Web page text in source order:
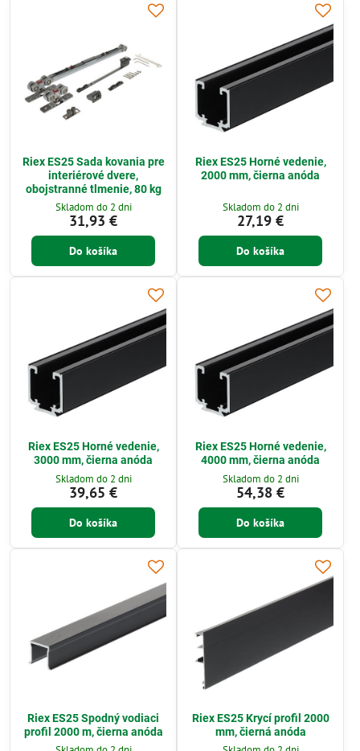
Riex ES25 Sada kovania pre
interiérové dvere,
obojstranné tlmenie, 80 kg
Skladom do 2 dni
31,93 €
Do košíka
Riex ES25 Horné vedenie,
2000 mm, čierna anóda
Skladom do 2 dni
27,19 €
Do košíka
Riex ES25 Horné vedenie,
3000 mm, čierna anóda
Skladom do 2 dni
39,65 €
Do košíka
Riex ES25 Horné vedenie,
4000 mm, čierna anóda
Skladom do 2 dni
54,38 €
Do košíka
Riex ES25 Spodný vodiaci
profil 2000 m, čierna anóda
Riex ES25 Krycí profil 2000
mm, čierná anóda